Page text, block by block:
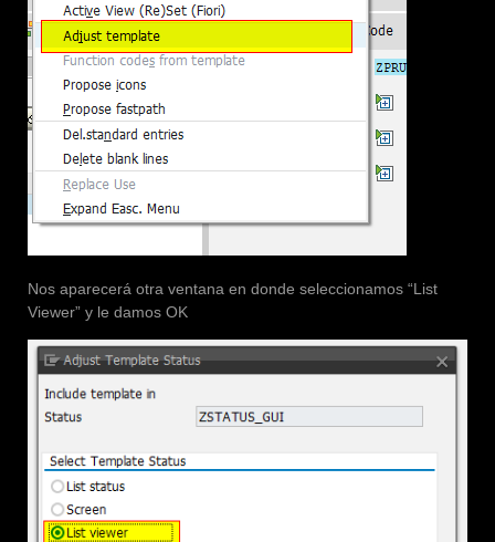
Nos aparecerá otra ventana en donde seleccionamos “List
Viewer” y le damos OK